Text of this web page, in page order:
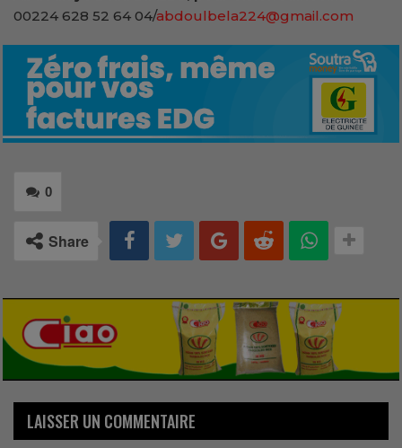
00224 628 52 64 04/abdoulbela224@gmail.com
0
Share
LAISSER UN COMMENTAIRE